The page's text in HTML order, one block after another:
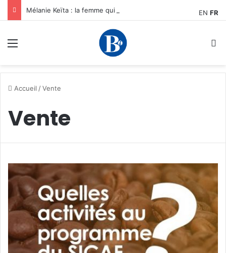
Mélanie Keïta : la femme qui transforme le carbone en opportunités pour les entrepreneurs africains
Accueil /Vente
Vente
EN FR